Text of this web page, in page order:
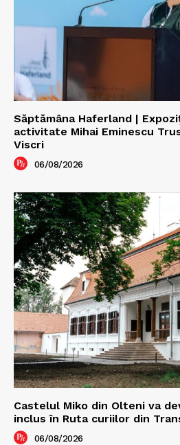
Săptămâna Haferland |
activitate Mihai Eminescu
Viscri
06/08/2026
Castelul Miko din Olteni va
inclus în Ruta curiilor din
06/08/2026